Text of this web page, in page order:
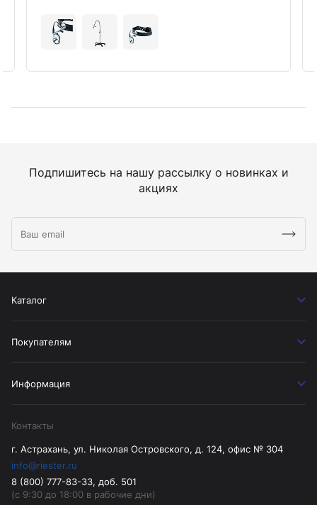
Подпишитесь на нашу рассылку о новинках и
акциях
Каталог
Покупателям
Информация
Контакты
г. Астрахань, ул. Николая Островского, д. 124, офис № 304
info@riester.ru
8 (800) 777-83-33, доб. 501
(с 9:30 до 18:00 в рабочие дни)